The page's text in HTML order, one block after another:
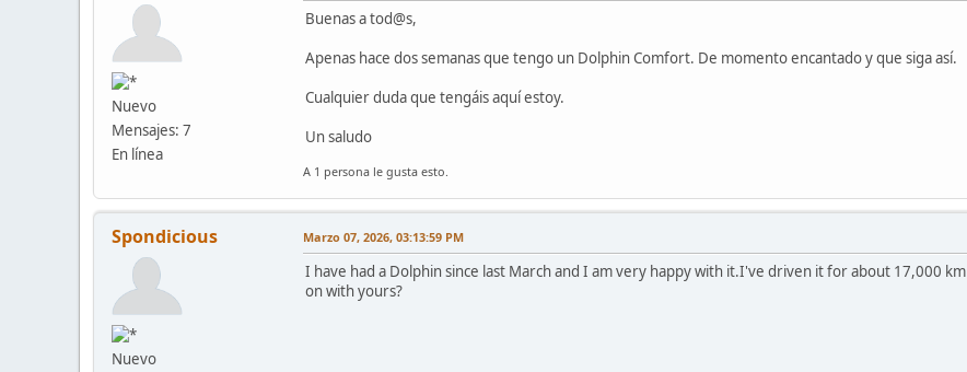
Nuevo
Mensajes: 7
En línea
Buenas a tod@s,
Apenas hace dos semanas que tengo un Dolphin Comfort. De momento encantado y que siga así.
Cualquier duda que tengáis aquí estoy.
Un saludo
A 1 persona le gusta esto.
Spondicious
Nuevo
Marzo 07, 2026, 03:13:59 PM
I have had a Dolphin since last March and I am very happy with it.I've driven it for about 17,000
on with yours?